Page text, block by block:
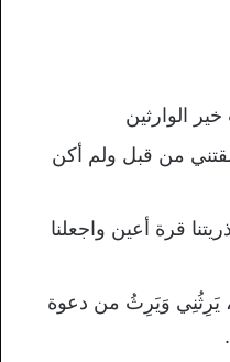
الوارثين
من قبل ولم أكن
قرة أعين واجعلنا
يَرِثُنِي وَيَرِثُ من دعوة